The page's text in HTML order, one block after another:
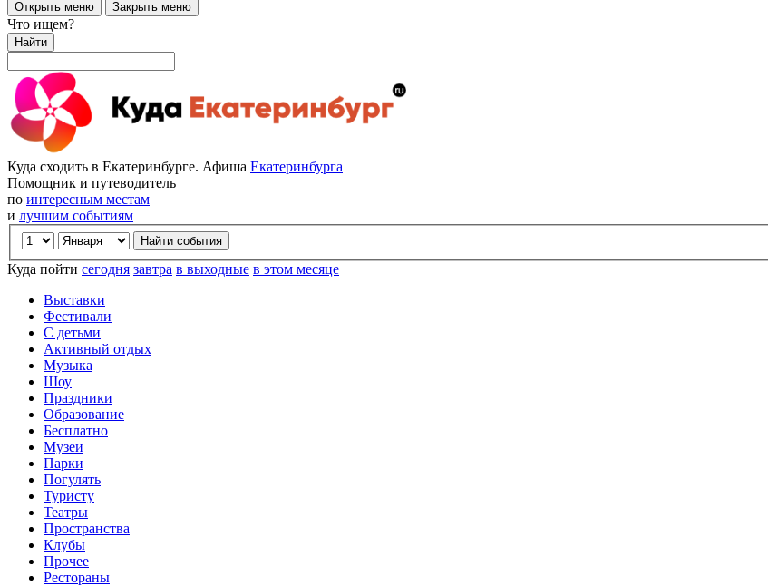
Открыть меню Закрыть меню
Что ищем?
Найти
Куда сходить в Екатеринбурге. Афиша Екатеринбурга
Помощник и путеводитель
по интересным местам
и лучшим событиям
Куда пойти сегодня завтра в выходные в этом месяце
Выставки
Фестивали
С детьми
Активный отдых
Музыка
Шоу
Праздники
Образование
Бесплатно
Музеи
Парки
Погулять
Туристу
Театры
Пространства
Клубы
Прочее
Рестораны